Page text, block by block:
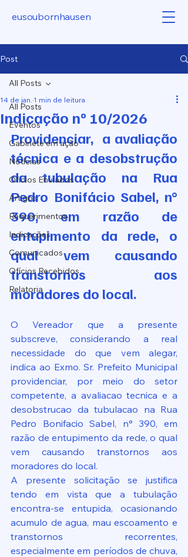
eusoubornhausen
Post
All Posts
Eventos
Gabinete em ação
Notícias
Ofícios Enviados
Artigos
Requerimentos
Indicações
Comunicados
Ofícios Recebidos
Relatoria
All Posts
Indicação nº 10/2026
14 de jan. 1 min de leitura
Providenciar,  a avaliação
técnica e a desobstrução
da tubulação na Rua
Pedro Bonifácio Sabel, n°
390, em razão de
entupimento da rede, o
qual vem causando
transtornos aos
moradores do local.
O Vereador que a presente
subscreve, considerando a real
necessidade do que vem alegar,
indica ao Exmo. Sr. Prefeito Municipal
providenciar, por meio do setor
competente, a avaliacao tecnica e a
desobstrucao da tubulacao na Rua
Pedro Bonifacio Sabel, n° 390, em
razão de entupimento da rede, o qual
vem causando transtornos aos
moradores do local.
A presente solicitação se justifica
tendo em vista que a tubulação
encontra-se entupida, ocasionando
acumulo de agua, mau escoamento e
transtornos recorrentes,
especialmente em períodos de chuva,